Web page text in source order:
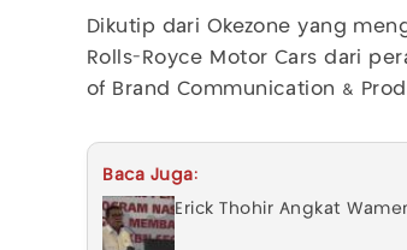
Dikutip dari Okezone yang
Rolls-Royce Motor Cars dari
of Brand Communication &
Baca Juga:
Erick Thohir Angkat